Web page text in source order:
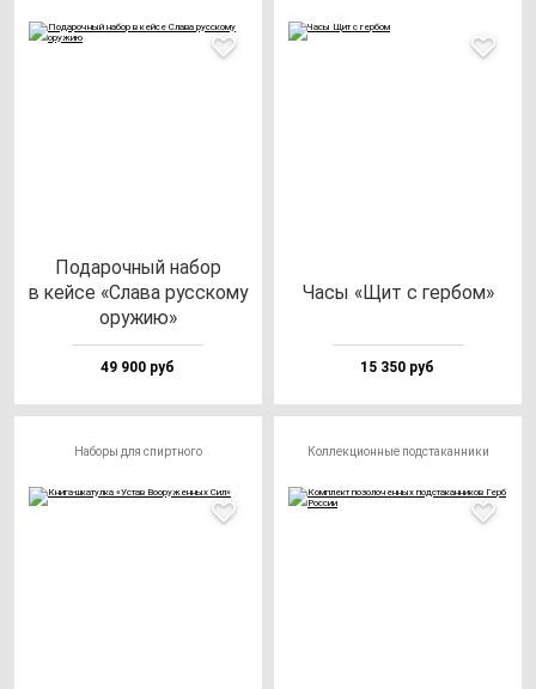
Пода­роч­ный на­бор
в кей­се «Сла­ва рус­ско­му
ору­жию»
49 900 руб
Часы «Щит с гер­бом»
15 350 руб
Наборы для спиртного Коллекционные подстаканники